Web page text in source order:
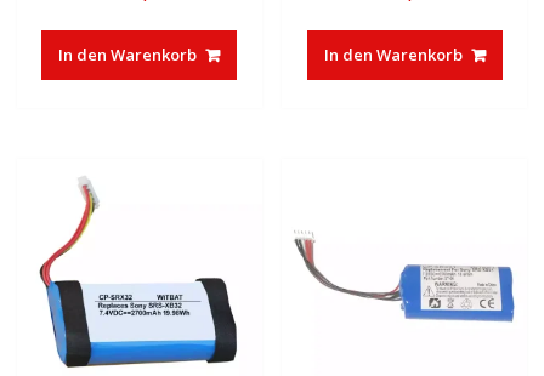
In den Warenkorb In den Warenkorb